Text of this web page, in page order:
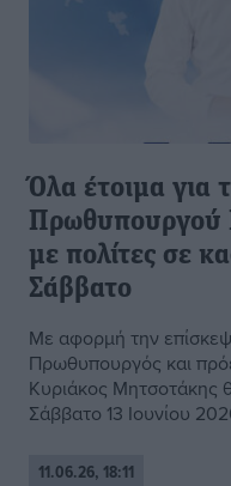
Όλα έτοιμα για
Πρωθυπουργού
με πολίτες σε
Σάββατο
Με αφορμή την
Πρωθυπουργός και
Κυριάκος Μητσοτάκης
Σάββατο 13 Ιουνίου
11.06.26, 18:11